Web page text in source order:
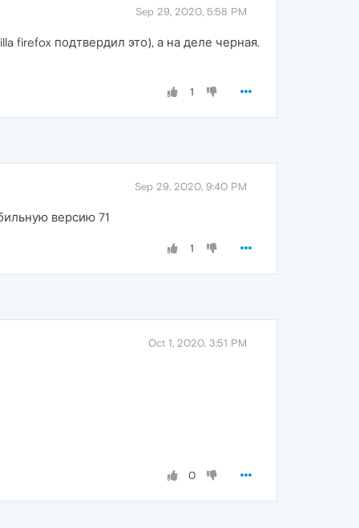
Sep 29, 2020, 5:58 PM
firefox подтвердил это), а на деле черная.
1
Sep 29, 2020, 9:40 PM
версию 71
1
Oct 1, 2020, 3:51 PM
0